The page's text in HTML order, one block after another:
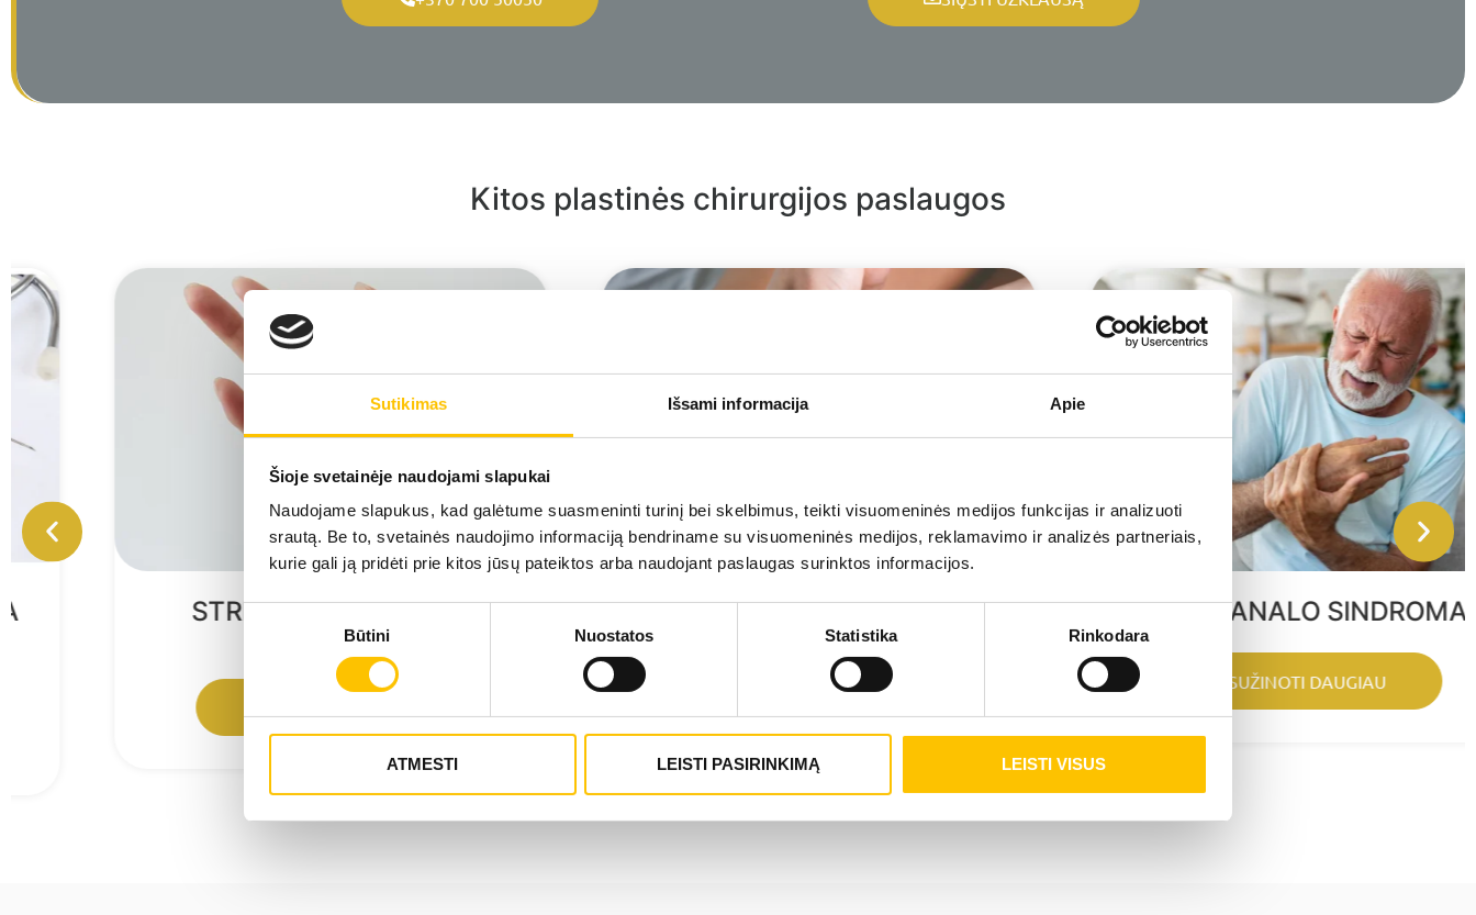
Sutikimas Išsami informacija Apie
Šioje svetainėje naudojami slapukai
Naudojame slapukus, kad galėtume suasmeninti turinį bei skelbimus, teikti visuomeninės medijos funkcijas ir analizuoti
srautą. Be to, svetainės naudojimo informaciją bendriname su visuomeninės medijos, reklamavimo ir analizės partneriais,
kurie gali ją pridėti prie kitos jūsų pateiktos arba naudojant paslaugas surinktos informacijos.
Būtini Nuostatos Statistika Rinkodara
ATMESTI LEISTI PASIRINKIMĄ LEISTI VISUS
Kitos plastinės chirurgijos paslaugos
STRINGANČIO PIRŠTO
SUŽINOTI DAUGIAU
DIUPITRENO KONTRAKTŪRA
(PRITRAUKTI PIRŠTAI)
RIEŠO KANALO SINDROMAS
SUŽINOTI DAUGIAU